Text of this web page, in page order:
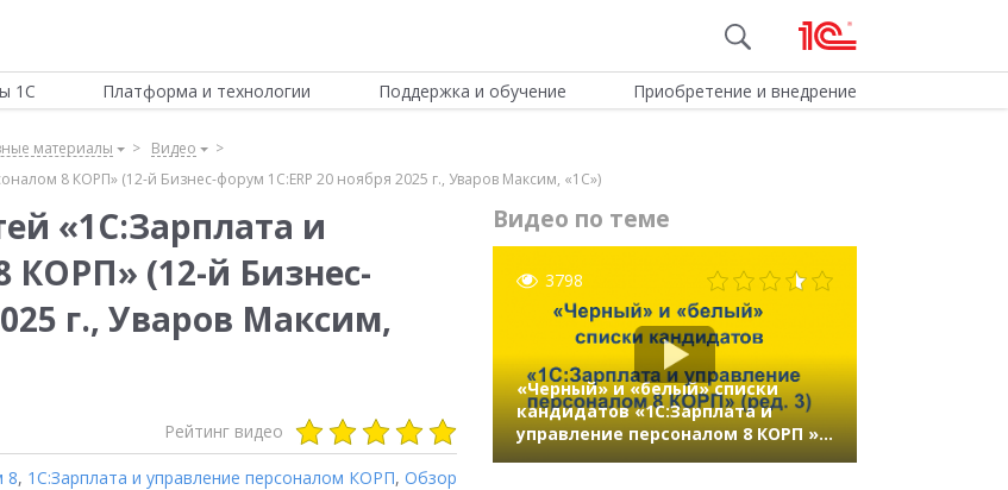
1С Платформа и технологии Поддержка и обучение Приобретение и внедрение
материалы
Видео
8 КОРП» (12-й Бизнес-форум 1С:ERP 20 ноября 2025 г., Уваров Максим, «1С»)
«1С:Зарплата и
КОРП» (12-й Бизнес-
г., Уваров Максим,
Рейтинг видео
8, 1С:Зарплата и управление персоналом КОРП, Обзор
Видео по теме
3798
«Черный» и «белый» списки
кандидатов «1C:Зарплата и
управление персоналом 8 КОРП »